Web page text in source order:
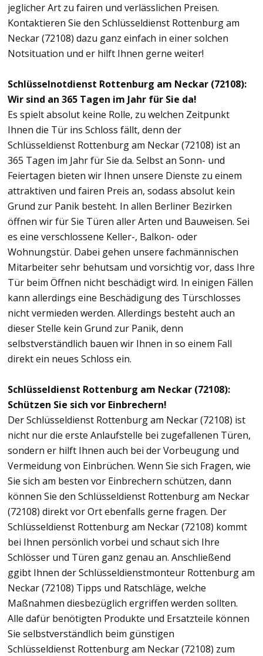
jeglicher Art zu fairen und verlässlichen Preisen.
Kontaktieren Sie den Schlüsseldienst Rottenburg am
Neckar (72108) dazu ganz einfach in einer solchen
Notsituation und er hilft Ihnen gerne weiter!
Schlüsselnotdienst Rottenburg am Neckar (72108):
Wir sind an 365 Tagen im Jahr für Sie da!
Es spielt absolut keine Rolle, zu welchen Zeitpunkt
Ihnen die Tür ins Schloss fällt, denn der
Schlüsseldienst Rottenburg am Neckar (72108) ist an
365 Tagen im Jahr für Sie da. Selbst an Sonn- und
Feiertagen bieten wir Ihnen unsere Dienste zu einem
attraktiven und fairen Preis an, sodass absolut kein
Grund zur Panik besteht. In allen Berliner Bezirken
öffnen wir für Sie Türen aller Arten und Bauweisen. Sei
es eine verschlossene Keller-, Balkon- oder
Wohnungstür. Dabei gehen unsere fachmännischen
Mitarbeiter sehr behutsam und vorsichtig vor, dass Ihre
Tür beim Öffnen nicht beschädigt wird. In einigen Fällen
kann allerdings eine Beschädigung des Türschlosses
nicht vermieden werden. Allerdings besteht auch an
dieser Stelle kein Grund zur Panik, denn
selbstverständlich bauen wir Ihnen in so einem Fall
direkt ein neues Schloss ein.
Schlüsseldienst Rottenburg am Neckar (72108):
Schützen Sie sich vor Einbrechern!
Der Schlüsseldienst Rottenburg am Neckar (72108) ist
nicht nur die erste Anlaufstelle bei zugefallenen Türen,
sondern er hilft Ihnen auch bei der Vorbeugung und
Vermeidung von Einbrüchen. Wenn Sie sich Fragen, wie
Sie sich am besten vor Einbrechern schützen, dann
können Sie den Schlüsseldienst Rottenburg am Neckar
(72108) direkt vor Ort ebenfalls gerne fragen. Der
Schlüsseldienst Rottenburg am Neckar (72108) kommt
bei Ihnen persönlich vorbei und schaut sich Ihre
Schlösser und Türen ganz genau an. Anschließend
ggibt Ihnen der Schlüsseldienstmonteur Rottenburg am
Neckar (72108) Tipps und Ratschläge, welche
Maßnahmen diesbezüglich ergriffen werden sollten.
Alle dafür benötigten Produkte und Ersatzteile können
Sie selbstverständlich beim günstigen
Schlüsseldienst Rottenburg am Neckar (72108) zum